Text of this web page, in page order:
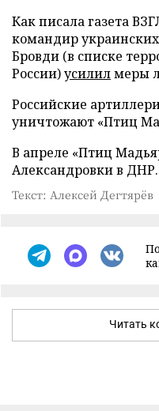
Как писала газета
командир
Бровди (в списке
России)усилилмеры
Российские
уничтожают «Птиц
В апреле «Птиц
Александровки в ДНР.
Текст: Алексей Дегтярёв
Читать